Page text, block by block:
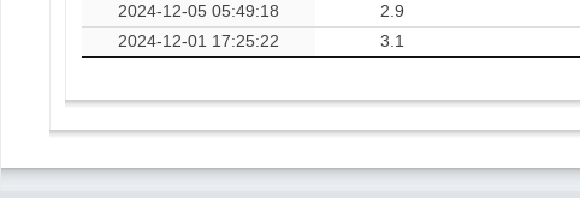
2024-12-05 05:49:18
2.9
2024-12-01 17:25:22
3.1